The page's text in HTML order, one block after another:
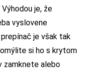
je, že
vyslovene
je však tak
si ho s krytom
zamknete alebo